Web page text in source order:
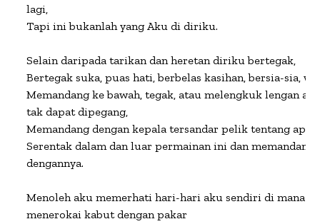
lagi,
Tapi ini bukanlah yang Aku di diriku.
Selain daripada tarikan dan heretan diriku bertegak,
Bertegak suka, puas hati, berbelas kasihan, bersia-sia,
Memandang ke bawah, tegak, atau melengkuk lengan
tak dapat dipegang,
Memandang dengan kepala tersandar pelik tentang apa
Serentak dalam dan luar permainan ini dan memandang
dengannya.
Menoleh aku memerhati hari-hari aku sendiri di mana
menerokai kabut dengan pakar